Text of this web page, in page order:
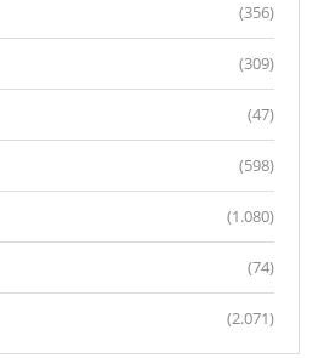
(356)
(309)
(47)
(598)
(1.080)
(74)
(2.071)